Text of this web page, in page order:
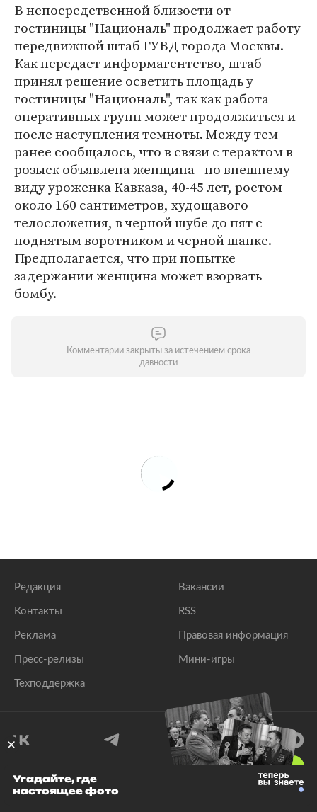
В непосредственной близости от
гостиницы "Националь" продолжает работу
передвижной штаб ГУВД города Москвы.
Как передает информагентство, штаб
принял решение осветить площадь у
гостиницы "Националь", так как работа
оперативных групп может продолжиться и
после наступления темноты. Между тем
ранее сообщалось, что в связи с терактом в
розыск объявлена женщина - по внешнему
виду уроженка Кавказа, 40-45 лет, ростом
около 160 сантиметров, худощавого
телосложения, в черной шубе до пят с
поднятым воротником и черной шапке.
Предполагается, что при попытке
задержании женщина может взорвать
бомбу.
Комментарии закрыты за истечением срока
давности
Редакция
Контакты
Реклама
Пресс-релизы
Техподдержка
Вакансии
RSS
Правовая информация
Мини-игры
© 1999–2026 Все права защищены.
Угадайте, где
настоящее фото